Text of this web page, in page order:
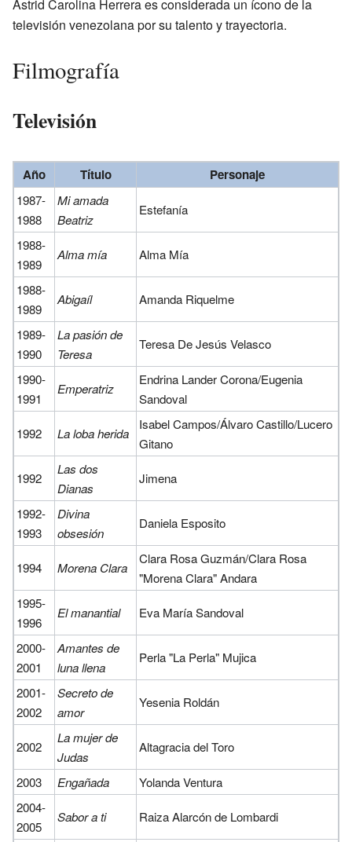
Astrid Carolina Herrera es considerada un ícono de la
televisión venezolana por su talento y trayectoria.
Filmografía
Televisión
Año Título Personaje
1987-
1988
Mi amada
Beatriz
Estefanía
1988-
1989
Alma mía Alma Mía
1988-
1989
Abigaíl Amanda Riquelme
1989-
1990
La pasión de
Teresa
Teresa De Jesús Velasco
1990-
1991
Emperatriz
Endrina Lander Corona/Eugenia
Sandoval
1992 La loba herida
Isabel Campos/Álvaro Castillo/Lucero
Gitano
1992
Las dos
Dianas
Jimena
1992-
1993
Divina
obsesión
Daniela Esposito
1994 Morena Clara
Clara Rosa Guzmán/Clara Rosa
"Morena Clara" Andara
1995-
1996
El manantial Eva María Sandoval
2000-
2001
Amantes de
luna llena
Perla "La Perla" Mujica
2001-
2002
Secreto de
amor
Yesenia Roldán
2002
La mujer de
Judas
Altagracia del Toro
2003 Engañada
Yolanda Ventura
2004-
2005
Sabor a ti Raiza Alarcón de Lombardi